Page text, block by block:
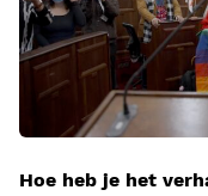
Hoe heb je het